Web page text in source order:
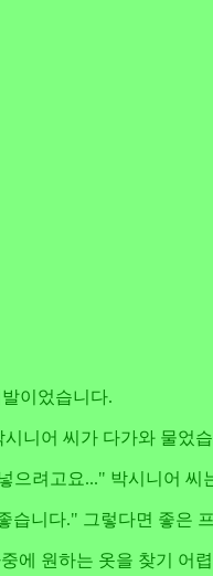
이었습니다.
니어 씨가 다가와 물었
으려고요..." 박시니어 씨
습니다." 그렇다면 좋은
에 원하는 옷을 찾기 어